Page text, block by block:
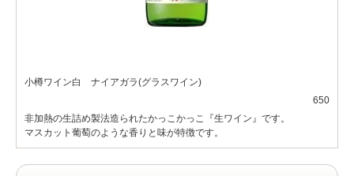
小樽ワイン白 ナイアガラ(グラスワイン)
650
非加熱の生詰め製法造られたかっこかっこ『生ワイン』です。
マスカット葡萄のような香りと味が特徴です。